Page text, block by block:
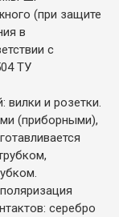
(при защите
в
с
ТУ
вилки и розетки.
(приборными),
серебро